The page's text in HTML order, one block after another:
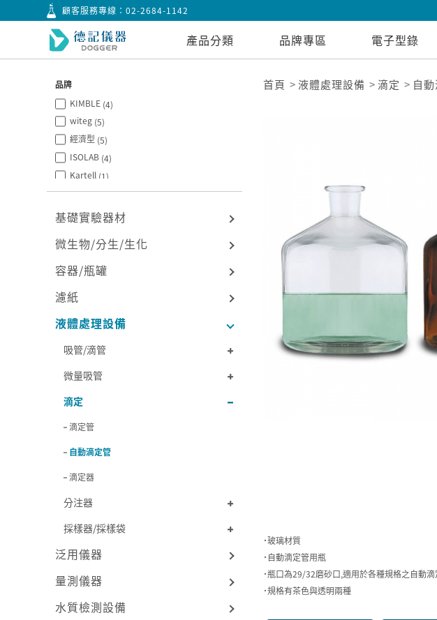
顧客服務專線：02-2684-1142
產品分類 品牌專區 電子型錄
品牌
KIMBLE (4)
witeg (5)
經濟型 (5)
ISOLAB (4)
Kartell (1)
台製(1)
Tarsons (1)
BOROSIL(2)
基礎實驗器材
微生物/分生/生化
容器/瓶罐
濾紙
液體處理設備
吸管/滴管
微量吸管
滴定
滴定管
自動滴定管
滴定器
分注器
採樣器/採樣袋
泛用儀器
量測儀器
水質檢測設備
首頁 液體處理設備 滴定 自
˙玻璃材質
˙自動滴定管用瓶
˙瓶口為29/32磨砂口,適用於各種規格之自動
˙規格有茶色與透明兩種